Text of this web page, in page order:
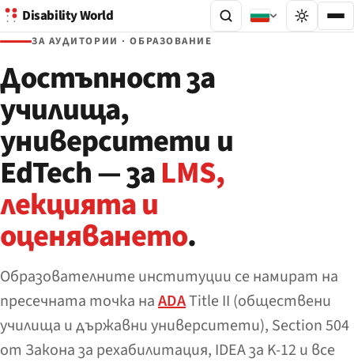
Disability World
ЗА АУДИТОРИИ · ОБРАЗОВАНИЕ
Достъпност за
училища,
университети и
EdTech — заLMS,
лекцията и
оценяването.
Образователните институции се намират на
пресечната точка наADATitle II (обществени
училища и държавни университети), Section 504
от Закона за рехабилитация, IDEA за K-12 и все